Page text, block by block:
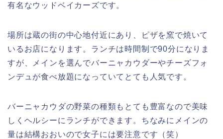
有名なウッドベイカーズです。
場所は蔵の街の中心地付近にあり、ピザを窯で焼いて
いるお店になります。ランチは時間制で90分になりま
すが、メインを選んでバーニャカウダーやチーズフォ
ンデュが食べ放題になっていてとても人気です。
バーニャカウダの野菜の種類もとても豊富なので美味
しくヘルシーにランチができます。ちなみにメインの
量は結構おおいので女子には要注意です（笑）